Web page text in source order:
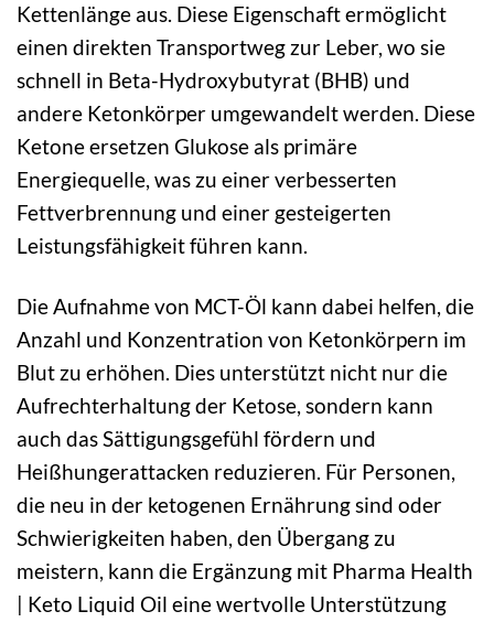
Kettenlänge aus. Diese Eigenschaft ermöglicht
einen direkten Transportweg zur Leber, wo sie
schnell in Beta-Hydroxybutyrat (BHB) und
andere Ketonkörper umgewandelt werden. Diese
Ketone ersetzen Glukose als primäre
Energiequelle, was zu einer verbesserten
Fettverbrennung und einer gesteigerten
Leistungsfähigkeit führen kann.
Die Aufnahme von MCT-Öl kann dabei helfen, die
Anzahl und Konzentration von Ketonkörpern im
Blut zu erhöhen. Dies unterstützt nicht nur die
Aufrechterhaltung der Ketose, sondern kann
auch das Sättigungsgefühl fördern und
Heißhungerattacken reduzieren. Für Personen,
die neu in der ketogenen Ernährung sind oder
Schwierigkeiten haben, den Übergang zu
meistern, kann die Ergänzung mit Pharma Health
| Keto Liquid Oil eine wertvolle Unterstützung